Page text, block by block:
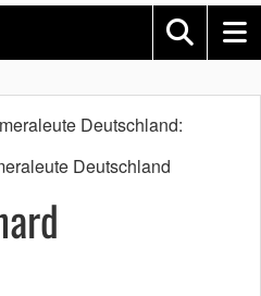
Deutschland:
Deutschland